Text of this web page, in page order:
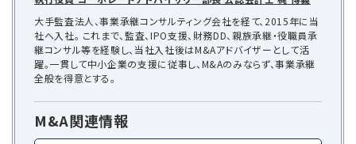
大手監査法人、事業承継コンサルティング会社を経て、2015年に当
社へ入社。 これまで、監査、IPO支援、財務DD、親族承継・役職員承
継コンサル等を経験し、当社入社後はM&Aアドバイザーとして活
躍。一貫して中小企業の支援に従事し、M&Aのみならず、事業承継
全般を得意とする。
M&A関連情報